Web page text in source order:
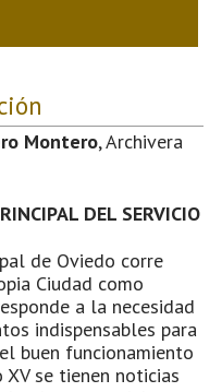
Montero, Archivera
DEL SERVICIO
de Oviedo corre
Ciudad como
a la necesidad
indispensables para
buen funcionamiento
XV se tienen noticias